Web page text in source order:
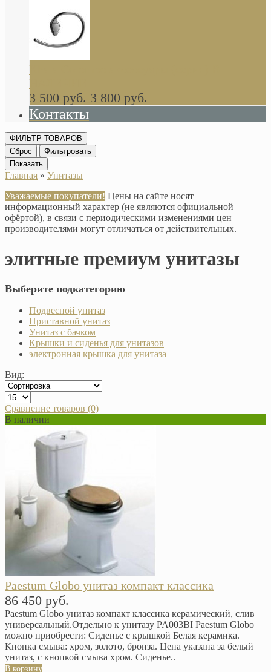
Khala Colombo аксессуары (серия) В
НАЛИЧИИ
3 500 руб. 3 800 руб.
Контакты
ФИЛЬТР ТОВАРОВ
Сброс
Фильтровать
Показать
Главная » Унитазы
Уважаемые покупатели! Цены на сайте носят
информационный характер (не являются официальной
офёртой), в связи с периодическими изменениями цен
производителями могут отличаться от действительных.
элитные премиум унитазы
Выберите подкатегорию
Подвесной унитаз
Приставной унитаз
Унитаз с бачком
Крышки и сиденья для унитазов
электронная крышка для унитаза
Вид:
Сравнение товаров (0)
В наличии
Paestum Globo унитаз компакт классика
86 450 руб.
Paestum Globo унитаз компакт классика керамический, слив
универсальный. ​Отдельно к унитазу PA003BI Paestum Globo
можно приобрести: Сиденье с крышкой Белая керамика.
Кнопка смыва: хром, золото, бронза. Цена указана за белый
унитаз, с кнопкой смыва хром. Сиденье..
В корзину